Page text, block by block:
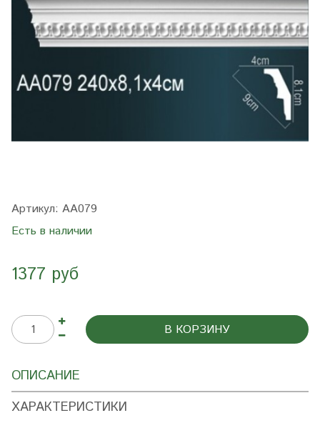
Артикул: AA079
Есть в наличии
1377 руб
В КОРЗИНУ
ОПИСАНИЕ
ХАРАКТЕРИСТИКИ